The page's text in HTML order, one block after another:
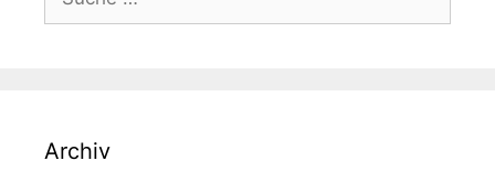
nach:
Archiv